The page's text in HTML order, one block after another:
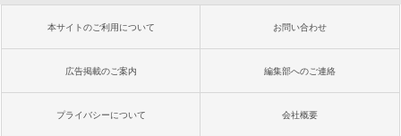
本サイトのご利用について お問い合わせ
広告掲載のご案内 編集部へのご連絡
プライバシーについて 会社概要